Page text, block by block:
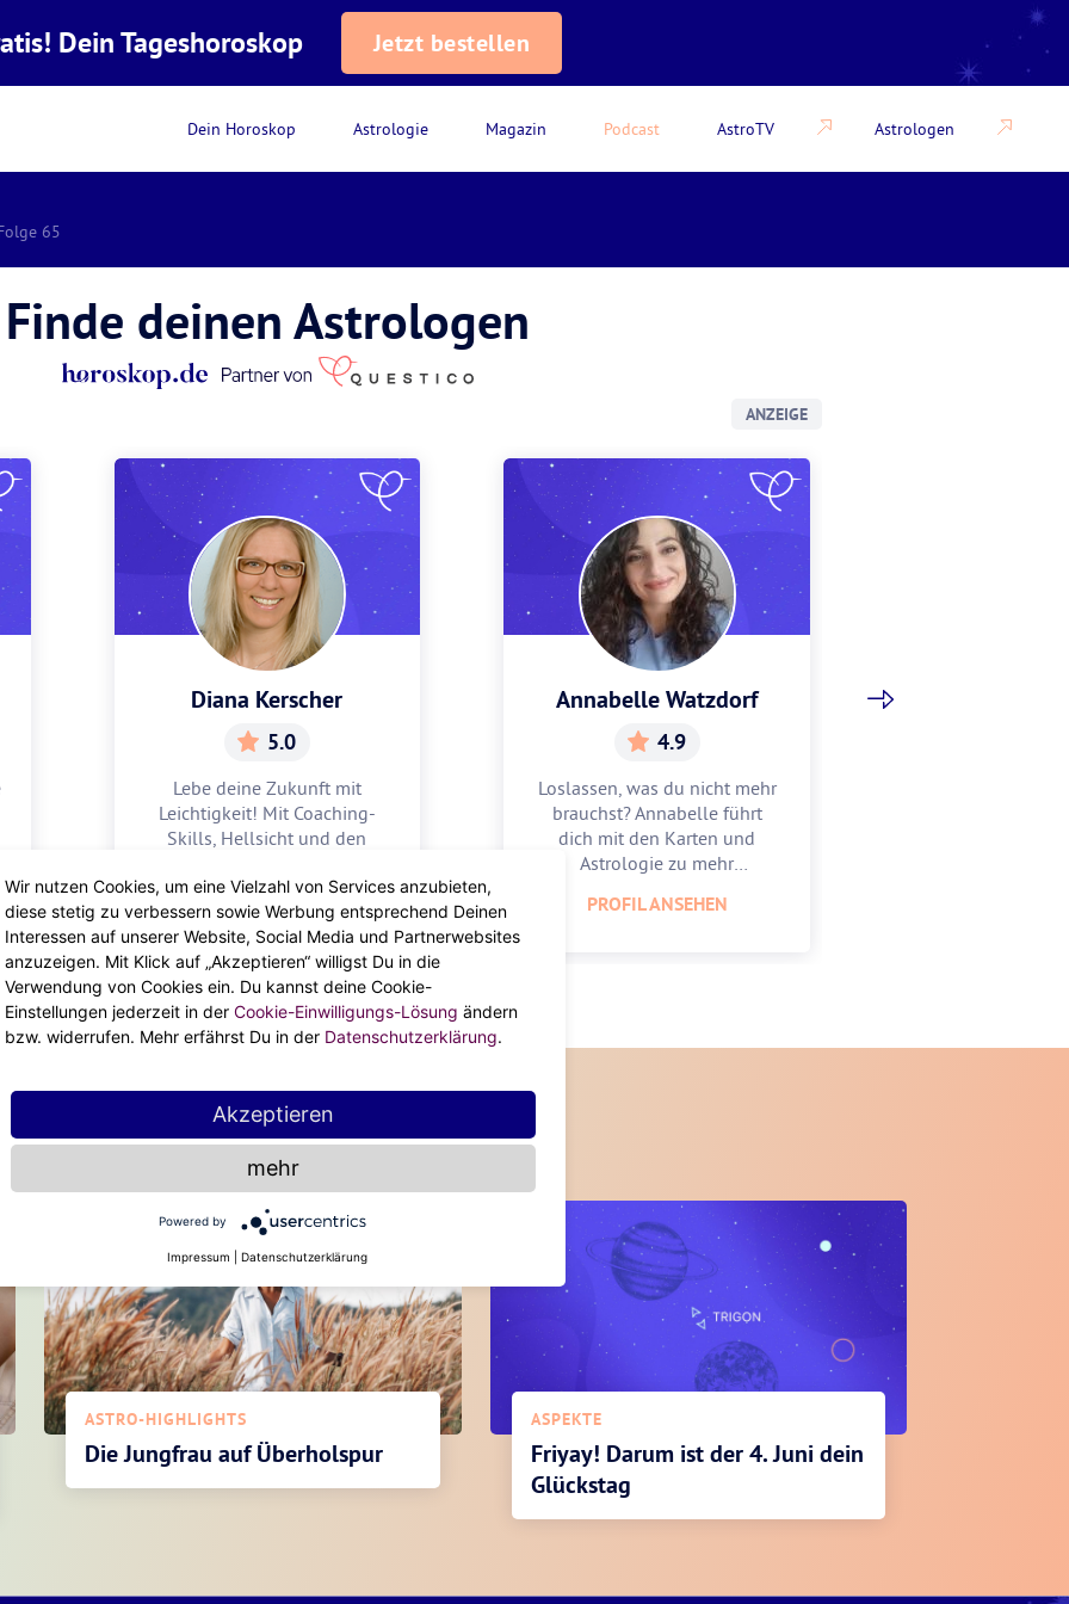
Dein Horoskop Astrologie Magazin Podcast AstroTV Astrologen
Dein Tageshoroskop Jetzt bestellen
65
Finde deinen Astrologen
ANZEIGE
Diana Kerscher
5.0
Lebe deine Zukunft mit
Leichtigkeit! Mit Coaching-
Skills, Hellsicht und den
dir steckt.
PROFIL ANSEHEN
Annabelle Watzdorf
4.9
Loslassen, was du nicht mehr
brauchst? Annabelle führt
dich mit den Karten und
Astrologie zu mehr
PROFIL ANSEHEN
Diese Artikel könnten dir auch gefallen
ASTRO-HIGHLIGHTS
Die Jungfrau auf Überholspur
ASPEKTE
Friyay! Darum ist der 4. Juni dein
Glückstag
Wir nutzen Cookies, um eine Vielzahl von Services anzubieten,
diese stetig zu verbessern sowie Werbung entsprechend Deinen
Interessen auf unserer Website, Social Media und Partnerwebsites
anzuzeigen. Mit Klick auf „Akzeptieren“ willigst Du in die
Verwendung von Cookies ein. Du kannst deine Cookie-
Einstellungen jederzeit in der Cookie-Einwilligungs-Lösung ändern
bzw. widerrufen. Mehr erfährst Du in der Datenschutzerklärung.
Akzeptieren
mehr
Powered by
Impressum Datenschutzerklärung